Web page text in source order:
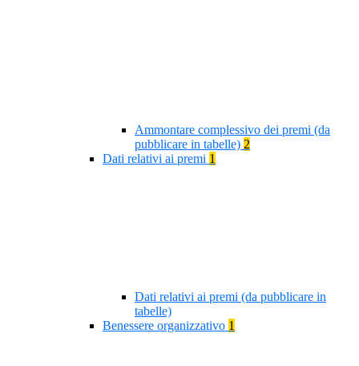
Ammontare complessivo dei premi (da
pubblicare in tabelle) 2
Dati relativi ai premi 1
Dati relativi ai premi (da pubblicare in
tabelle)
Benessere organizzativo 1